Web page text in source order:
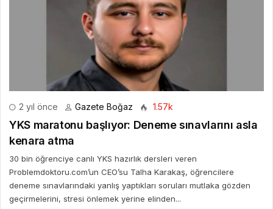
2 yıl önce Gazete Boğaz 1.57k
YKS maratonu başlıyor: Deneme sınavlarını asla
kenara atma
30 bin öğrenciye canlı YKS hazırlık dersleri veren
Problemdoktoru.com’un CEO’su Talha Karakaş, öğrencilere
deneme sınavlarındaki yanlış yaptıkları soruları mutlaka gözden
geçirmelerini, stresi önlemek yerine elinden...